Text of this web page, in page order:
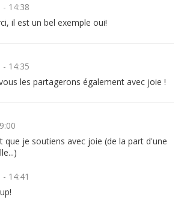
14:38
il est un bel exemple oui!
14:35
les partagerons également avec joie !
que je soutiens avec joie (de la part d'une
14:41